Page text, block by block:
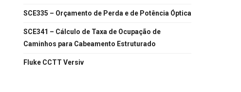
SCE335 – Orçamento de Perda e de Potência Óptica
SCE341 – Cálculo de Taxa de Ocupação de
Caminhos para Cabeamento Estruturado
Fluke CCTT Versiv